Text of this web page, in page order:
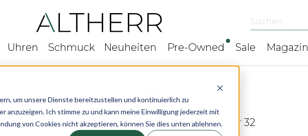
um unsere Dienste bereitzustellen und kontinuierlich zu
Ich stimme zu und kann meine Einwilligung jederzeit mit
von Cookies nicht akzeptieren, können Sie dies unten ablehnen.
Suchen ...
Uhren Schmuck Neuheiten Pre-Owned Sale Magazin
Breitling Navitimer 32